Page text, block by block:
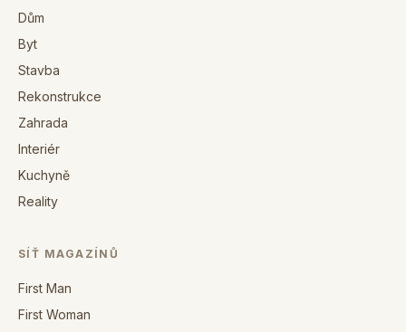
Dům
Byt
Stavba
Rekonstrukce
Zahrada
Interiér
Kuchyně
Reality
SÍŤ MAGAZÍNŮ
First Man
First Woman